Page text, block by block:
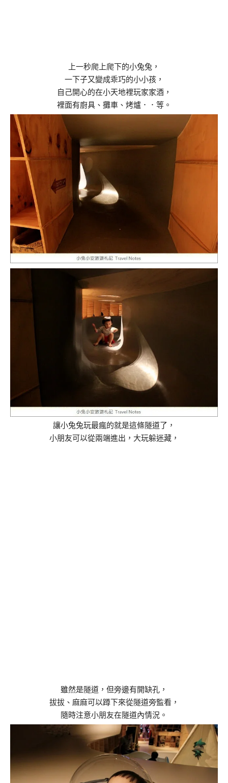
上一秒爬上爬下的小兔兔，
一下子又變成乖巧的小小孩，
自己開心的在小天地裡玩家家酒，
裡面有廚具、攤車、烤爐．．等。
讓小兔兔玩最瘋的就是這條隧道了，
小朋友可以從兩端進出，大玩躲迷藏，
雖然是隧道，但旁邊有開缺孔，
拔拔、麻麻可以蹲下來從隧道旁監看，
隨時注意小朋友在隧道內情況。